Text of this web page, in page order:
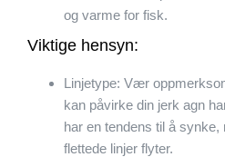
og varme for fisk.
Viktige hensyn:
Linjetype: Vær
kan påvirke din jerk agn
har en tendens til å
flettede linjer flyter.